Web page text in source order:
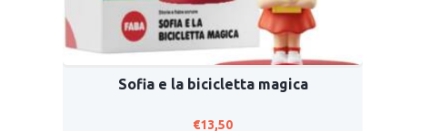
Sofia e la bicicletta magica
€13,50